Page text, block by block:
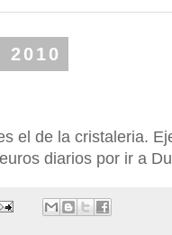
2010
el de la cristaleria.
diarios por ir a